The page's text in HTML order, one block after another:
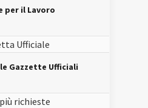
per il Lavoro
Ufficiale
Gazzette Ufficiali
richieste